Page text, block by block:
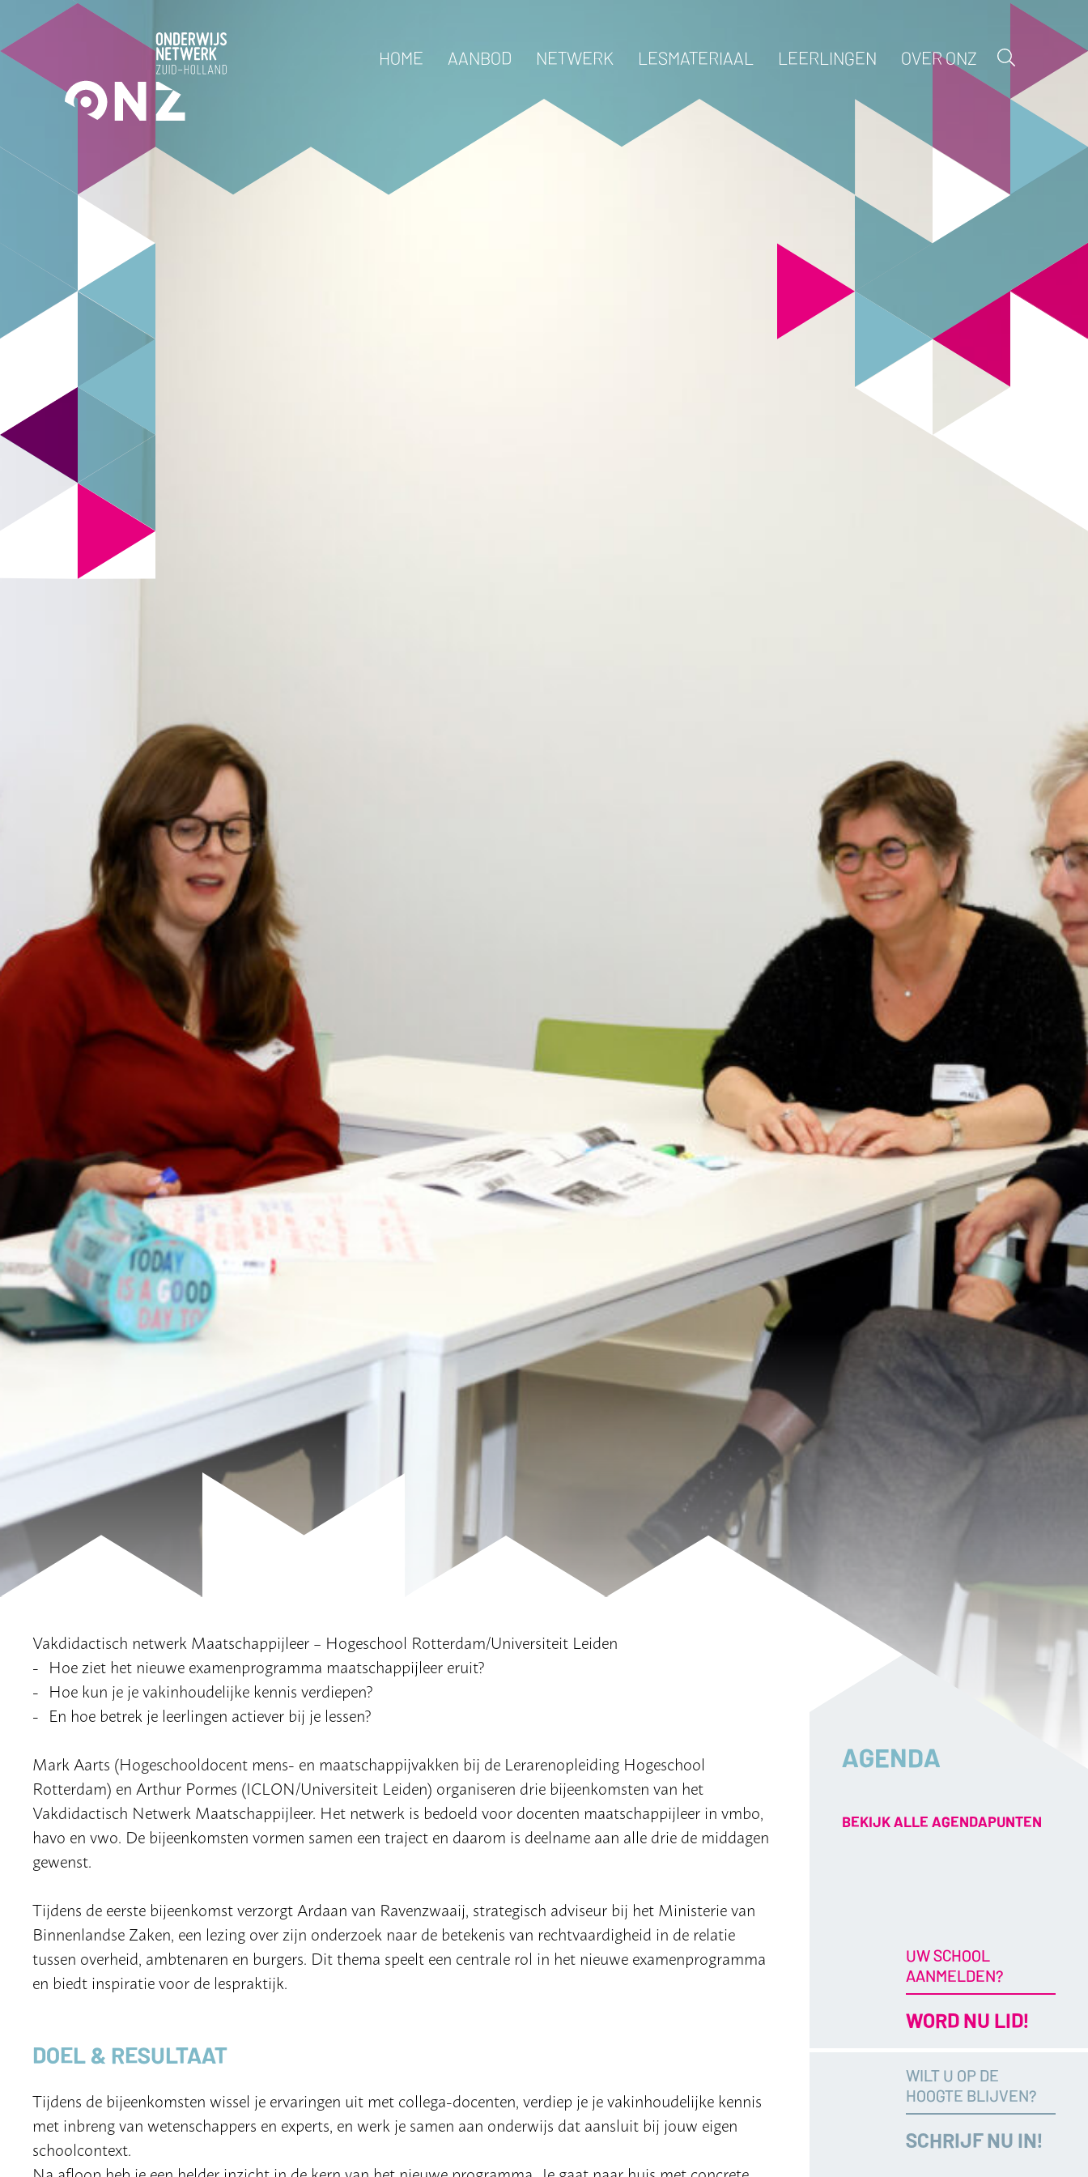
HOME AANBOD NETWERK LESMATERIAAL LEERLINGEN OVER ONZ
Vakdidactisch netwerk Maatschappijleer – Hogeschool Rotterdam/Universiteit Leiden
Hoe ziet het nieuwe examenprogramma maatschappijleer eruit?
Hoe kun je je vakinhoudelijke kennis verdiepen?
En hoe betrek je leerlingen actiever bij je lessen?
Mark Aarts (Hogeschooldocent mens- en maatschappijvakken bij de Lerarenopleiding Hogeschool
Rotterdam) en Arthur Pormes (ICLON/Universiteit Leiden) organiseren drie bijeenkomsten van het
Vakdidactisch Netwerk Maatschappijleer. Het netwerk is bedoeld voor docenten maatschappijleer in vmbo,
havo en vwo. De bijeenkomsten vormen samen een traject en daarom is deelname aan alle drie de middagen
gewenst.
Tijdens de eerste bijeenkomst verzorgt Ardaan van Ravenzwaaij, strategisch adviseur bij het Ministerie van
Binnenlandse Zaken, een lezing over zijn onderzoek naar de betekenis van rechtvaardigheid in de relatie
tussen overheid, ambtenaren en burgers. Dit thema speelt een centrale rol in het nieuwe examenprogramma
en biedt inspiratie voor de lespraktijk.
DOEL & RESULTAAT
Tijdens de bijeenkomsten wissel je ervaringen uit met collega-docenten, verdiep je je vakinhoudelijke kennis
met inbreng van wetenschappers en experts, en werk je samen aan onderwijs dat aansluit bij jouw eigen
schoolcontext.
AGENDA
BEKIJK ALLE AGENDAPUNTEN
UW SCHOOL
AANMELDEN?
WORD NU LID!
WILT U OP DE
HOOGTE BLIJVEN?
SCHRIJF NU IN!